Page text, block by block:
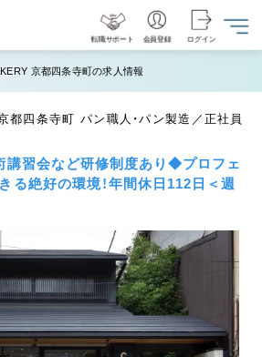
転職サポート 会員登録 ログイン
京都四条寺町の求人情報
四条寺町 パン職人・パン製造／正社員
講習会など研修制度あり◆プロフェ
る絶好の環境！年間休日112日＜週